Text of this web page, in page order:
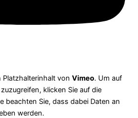
Platzhalterinhalt von Vimeo. Um auf
klicken Sie auf die
beachten Sie, dass dabei Daten an
werden.